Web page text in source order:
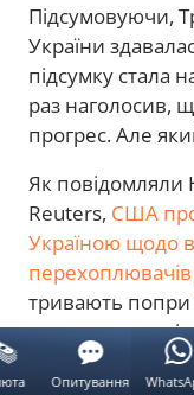
Підсумовуючи,
України
підсумку стала
раз наголосив,
прогрес. Але
Як повідомляли
Reuters, США
Україною щодо
тривають
висловив
виробництво.
Опитування